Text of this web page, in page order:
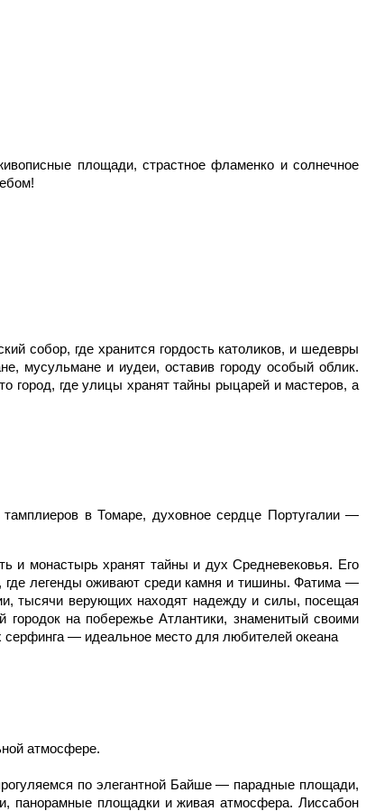
площади, страстное фламенко и солнечное
собор, где хранится гордость католиков, и шедевры
мусульмане и иудеи, оставив городу особый облик.
город, где улицы хранят тайны рыцарей и мастеров, а
в Томаре, духовное сердце Португалии —
и монастырь хранят тайны и дух Средневековья. Его
где легенды оживают среди камня и тишины. Фатима —
тысячи верующих находят надежду и силы, посещая
на побережье Атлантики, знаменитый своими
серфинга — идеальное место для любителей океана
атмосфере.
по элегантной Байше — парадные площади,
панорамные площадки и живая атмосфера. Лиссабон